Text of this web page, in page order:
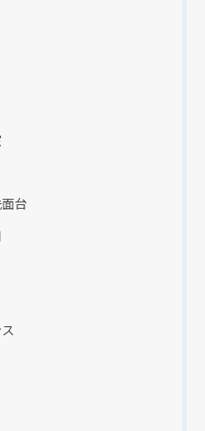
台
ジにジャンプします
ジにジャンプします